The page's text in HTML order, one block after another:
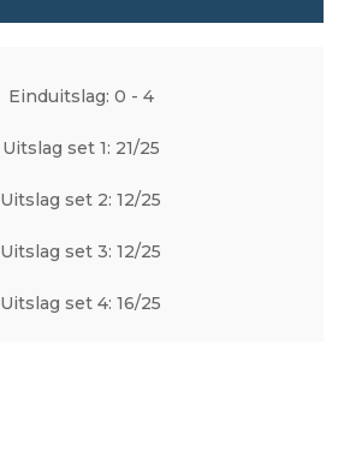
Einduitslag: 0 - 4
Uitslag set 1: 21/25
Uitslag set 2: 12/25
Uitslag set 3: 12/25
Uitslag set 4: 16/25